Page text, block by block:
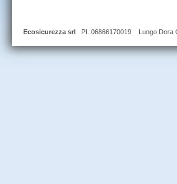
Ecosicurezza srl PI. 06866170019 Lungo Dora